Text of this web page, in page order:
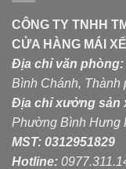
CÔNG TY TNHH
CỬA HÀNG MÁI
Địa chỉ văn phòng:
Bình Chánh, Thành
Địa chỉ xưởng sản
Phường Bình Hưng
MST: 0312951829
Hotline: